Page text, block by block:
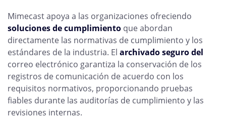
Mimecast apoya a las organizaciones ofreciendo
soluciones de cumplimiento que abordan
directamente las normativas de cumplimiento y los
estándares de la industria. El archivado seguro del
correo electrónico garantiza la conservación de los
registros de comunicación de acuerdo con los
requisitos normativos, proporcionando pruebas
fiables durante las auditorías de cumplimiento y las
revisiones internas.